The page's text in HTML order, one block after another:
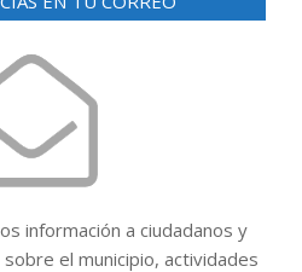
información a ciudadanos y
el municipio, actividades